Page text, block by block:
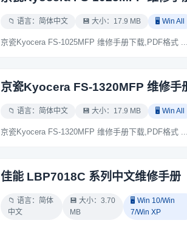
📁 语言：简体中文 💾 大小：17.9 MB 🖥️ Win All
京瓷Kyocera FS-1025MFP 维修手册下载,PDF格式
京瓷Kyocera FS-1320MFP 维修手
📁 语言：简体中文 💾 大小：17.9 MB 🖥️ Win All
京瓷Kyocera FS-1320MFP 维修手册下载,PDF格式
佳能 LBP7018C 系列中文维修手册
📁 语言：简体
中文
💾 大小：3.70
MB
🖥️ Win 10/Win
7/Win XP